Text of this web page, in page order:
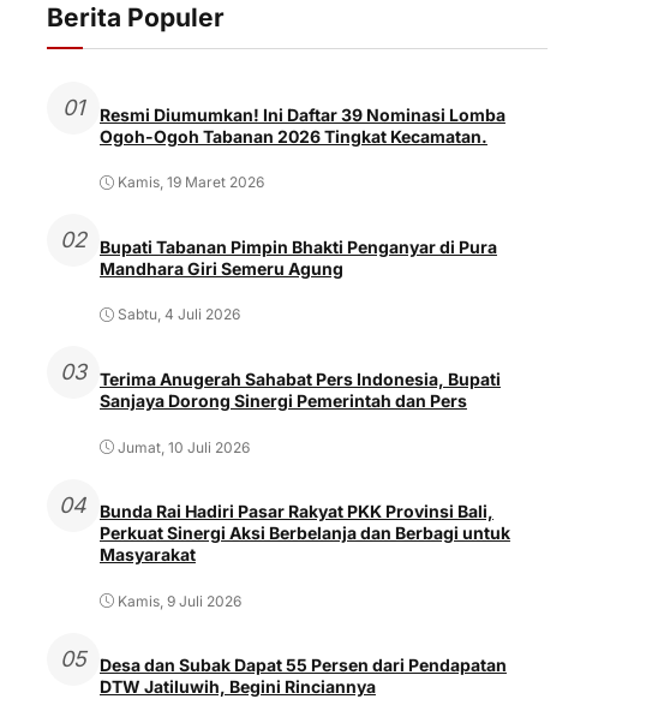
Berita Populer
01
Resmi Diumumkan! Ini Daftar 39 Nominasi Lomba
Ogoh-Ogoh Tabanan 2026 Tingkat Kecamatan.
Kamis, 19 Maret 2026
02
Bupati Tabanan Pimpin Bhakti Penganyar di Pura
Mandhara Giri Semeru Agung
Sabtu, 4 Juli 2026
03
Terima Anugerah Sahabat Pers Indonesia, Bupati
Sanjaya Dorong Sinergi Pemerintah dan Pers
Jumat, 10 Juli 2026
04
Bunda Rai Hadiri Pasar Rakyat PKK Provinsi Bali,
Perkuat Sinergi Aksi Berbelanja dan Berbagi untuk
Masyarakat
Kamis, 9 Juli 2026
05
Desa dan Subak Dapat 55 Persen dari Pendapatan
DTW Jatiluwih, Begini Rinciannya